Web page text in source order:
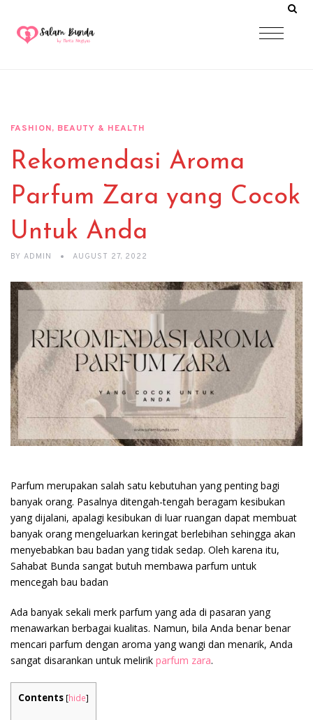
FASHION, BEAUTY & HEALTH
Rekomendasi Aroma
Parfum Zara yang Cocok
Untuk Anda
BY ADMIN AUGUST 27, 2022
Parfum merupakan salah satu kebutuhan yang penting bagi
banyak orang. Pasalnya ditengah-tengah beragam kesibukan
yang dijalani, apalagi kesibukan di luar ruangan dapat membuat
banyak orang mengeluarkan keringat berlebihan sehingga akan
menyebabkan bau badan yang tidak sedap. Oleh karena itu,
Sahabat Bunda sangat butuh membawa parfum untuk
mencegah bau badan
Ada banyak sekali merk parfum yang ada di pasaran yang
menawarkan berbagai kualitas. Namun, bila Anda benar benar
mencari parfum dengan aroma yang wangi dan menarik, Anda
sangat disarankan untuk melirik parfum zara.
Contents [hide]